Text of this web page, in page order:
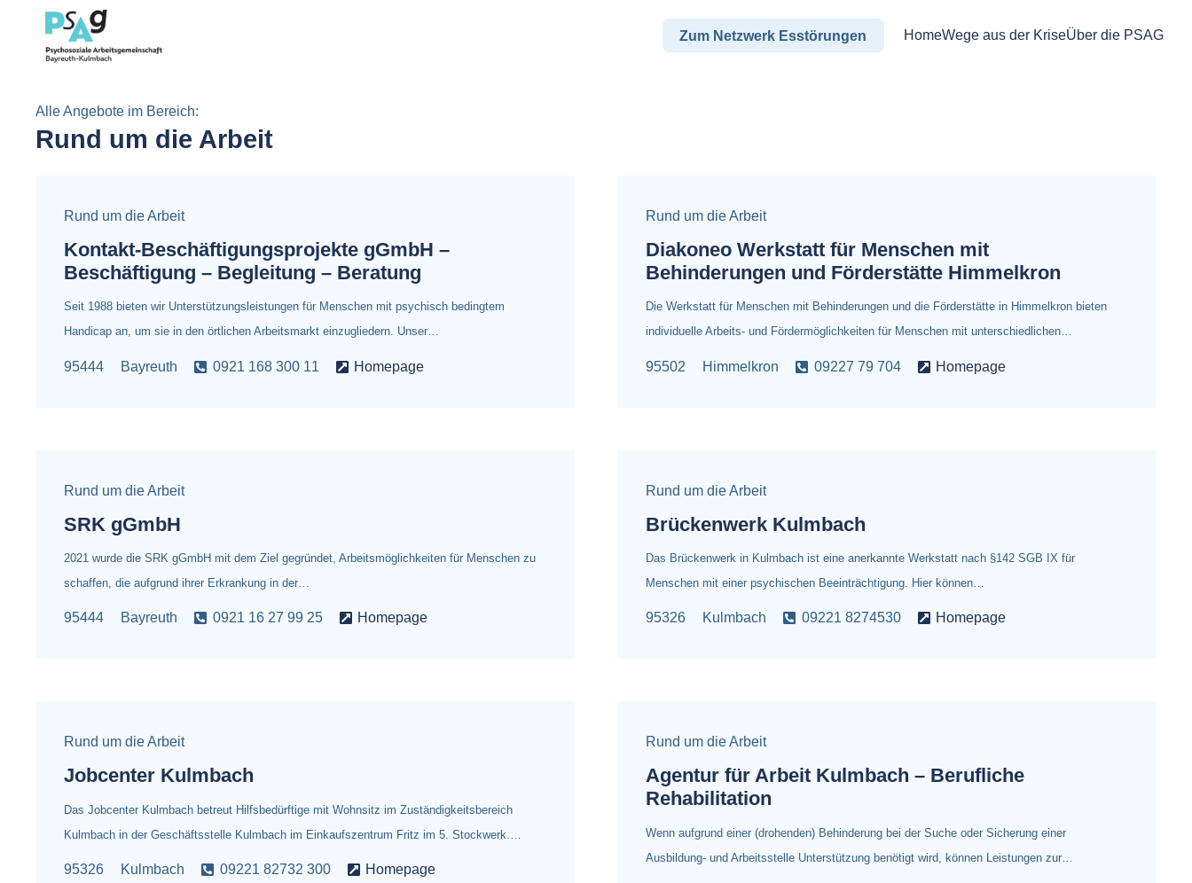
Zum Netzwerk Esstörungen HomeWege aus der KriseÜber die PSAG
Alle Angebote im Bereich:
Rund um die Arbeit
Rund um die Arbeit
Kontakt-Beschäftigungsprojekte gGmbH –
Beschäftigung – Begleitung – Beratung
Seit 1988 bieten wir Unterstützungsleistungen für Menschen mit psychisch bedingtem
Handicap an, um sie in den örtlichen Arbeitsmarkt einzugliedern. Unser…
95444 Bayreuth 0921 168 300 11 Homepage
Rund um die Arbeit
Diakoneo Werkstatt für Menschen mit
Behinderungen und Förderstätte Himmelkron
Die Werkstatt für Menschen mit Behinderungen und die Förderstätte in Himmelkron bieten
individuelle Arbeits- und Fördermöglichkeiten für Menschen mit unterschiedlichen…
95502 Himmelkron 09227 79 704 Homepage
Rund um die Arbeit
SRK gGmbH
2021 wurde die SRK gGmbH mit dem Ziel gegründet, Arbeitsmöglichkeiten für Menschen zu
schaffen, die aufgrund ihrer Erkrankung in der…
95444 Bayreuth 0921 16 27 99 25 Homepage
Rund um die Arbeit
Brückenwerk Kulmbach
Das Brückenwerk in Kulmbach ist eine anerkannte Werkstatt nach §142 SGB IX für
Menschen mit einer psychischen Beeinträchtigung. Hier können…
95326 Kulmbach 09221 8274530 Homepage
Rund um die Arbeit
Jobcenter Kulmbach
Das Jobcenter Kulmbach betreut Hilfsbedürftige mit Wohnsitz im Zuständigkeitsbereich
Kulmbach in der Geschäftsstelle Kulmbach im Einkaufszentrum Fritz im 5. Stockwerk.…
95326 Kulmbach 09221 82732 300 Homepage
Rund um die Arbeit
Agentur für Arbeit Kulmbach – Berufliche
Rehabilitation
Wenn aufgrund einer (drohenden) Behinderung bei der Suche oder Sicherung einer
Ausbildung- und Arbeitsstelle Unterstützung benötigt wird, können Leistungen zur…